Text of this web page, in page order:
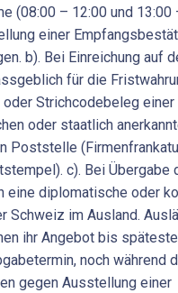
(08:00 – 12:00 und 13:00
einer
b). Bei Einreichung auf
für die
Strichcodebeleg einer
oder staatlich
Poststelle
c). Bei Übergabe
eine diplomatische oder
Schweiz im Ausland.
ihr Angebot bis
noch während
gegen Ausstellung einer